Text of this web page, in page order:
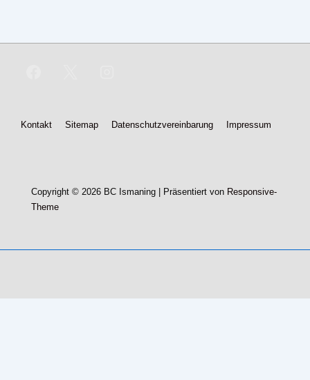
Footer-
Kontakt Sitemap Datenschutzvereinbarung Impressum
Copyright © 2026 BC Ismaning | Präsentiert von Responsive-
Theme